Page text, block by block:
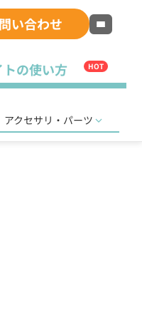
い合わせ
トの使い方 HOT
アクセサリ・パーツ